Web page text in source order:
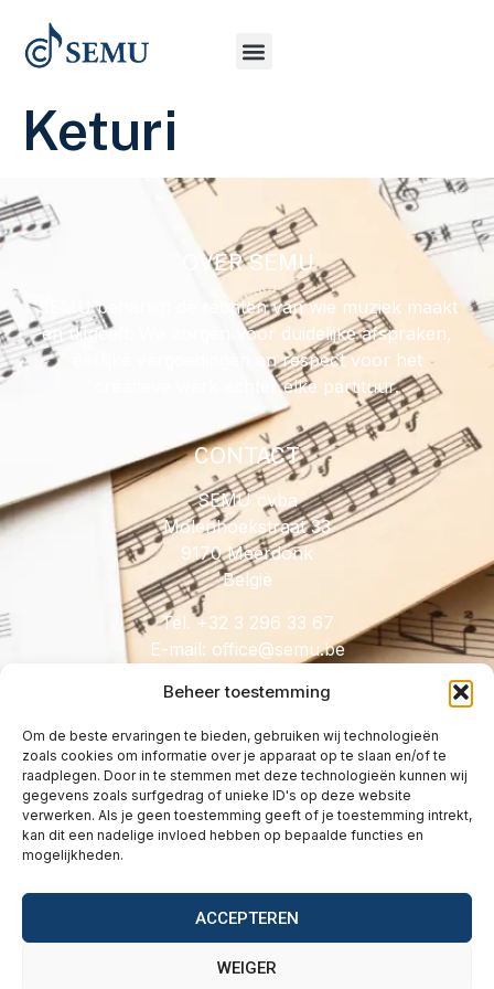
Beheer toestemming
Om de beste ervaringen te bieden, gebruiken wij technologieën
zoals cookies om informatie over je apparaat op te slaan en/of te
raadplegen. Door in te stemmen met deze technologieën kunnen wij
gegevens zoals surfgedrag of unieke ID's op deze website
verwerken. Als je geen toestemming geeft of je toestemming intrekt,
kan dit een nadelige invloed hebben op bepaalde functies en
mogelijkheden.
ACCEPTEREN
WEIGER
Keturi
OVER SEMU
SEMU behartigt de rechten van wie muziek maakt
en uitgeeft. We zorgen voor duidelijke afspraken,
eerlijke vergoedingen en respect voor het
creatieve werk achter elke partituur.
CONTACT
SEMU cvba
Molenhoekstraat 33
9170 Meerdonk
België
Tel. +32 3 296 33 67
E-mail:
eb.umes
@eciffo
HANDIG
Licenties
Tarieven
Wetgeving
Vragen
Contact